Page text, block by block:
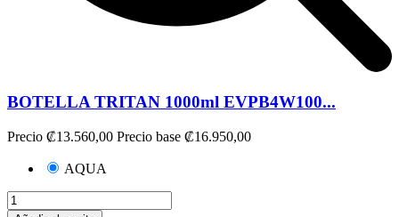
BOTELLA TRITAN 1000ml EVPB4W100...
Precio ₡13.560,00 Precio base ₡16.950,00
AQUA